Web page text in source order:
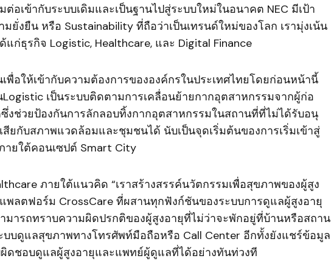
อเข้ากับระบบเดิมและเป็นฐานไปสู่ระบบใหม่ในอนาคต NEC มีเป้า
ยั่งยืน หรือ Sustainability ที่ถือว่าเป็นเทรนด์ใหม่ของโลก เรามุ่งเน้น
ก่ธุรกิจ Logistic, Healthcare, และ Digital Finance
พื่อให้เข้ากับความต้องการขององค์กรในประเทศไทยโดยก่อนหน้านี้
เป็นระบบติดตามการเคลื่อนย้ายกากอุตสาหกรรมจากผู้ก่อ
งช่วยป้องกันการลักลอบทิ้งกากอุตสาหกรรมในสถานที่ที่ไม่ได้รับอนุ
ยกับสภาพแวดล้อมและชุมชนได้ นับเป็นจุดเริ่มต้นของการเริ่มเข้าสู่
ายใต้คอนเซปต์ Smart City
ภายใต้แนวคิด “เราสร้างสรรค์นวัตกรรมเพื่อสุขภาพของผู้สูง
แพลตฟอร์ม CrossCare ที่ผสานทุกฟังก์ชันของระบบการดูแลผู้สูงอายุ
ามารถทราบความผิดปรกติของผู้สูงอายุที่ไม่ว่าจะพักอยู่ที่บ้านหรือสถาน
บบดูแลสุขภาพทางโทรศัพท์มือถือหรือ Call Center อีกทั้งยังแชร์ข้อมูล
ผิดชอบดูแลผู้สูงอายุและแพทย์ผู้ดูแลที่ได้อย่างทันท่วงที